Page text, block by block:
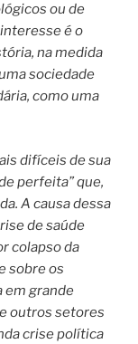
ou de
é o
na medida
sociedade
como uma
difíceis de sua
perfeita” que,
A causa dessa
de saúde
colapso da
sobre os
em grande
outros setores
crise política